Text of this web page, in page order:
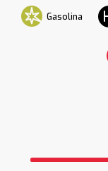
Gasolina